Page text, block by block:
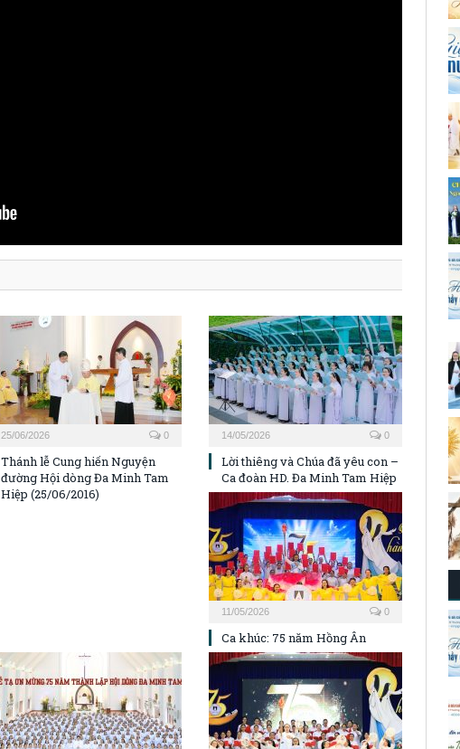
25/06/2026 0
Thánh lễ Cung hiến Nguyện
đường Hội dòng Đa Minh Tam
Hiệp (25/06/2016)
14/05/2026 0
Lời thiêng và Chúa đã yêu con –
Ca đoàn HD. Đa Minh Tam Hiệp
11/05/2026 0
Ca khúc: 75 năm Hồng Ân